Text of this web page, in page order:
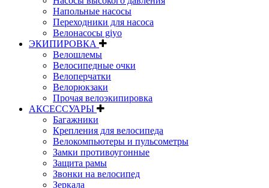
Напольные насосы
Переходники для насоса
Велонасосы giyo
ЭКИПИРОВКА
Велошлемы
Велосипедные очки
Велоперчатки
Велорюкзаки
Прочая велоэкипировка
АКСЕССУАРЫ
Багажники
Крепления для велосипеда
Велокомпьютеры и пульсометры
Замки противоугонные
Защита рамы
Звонки на велосипед
Зеркала